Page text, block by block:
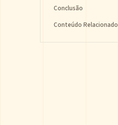
Conclusão
Conteúdo Relacionado